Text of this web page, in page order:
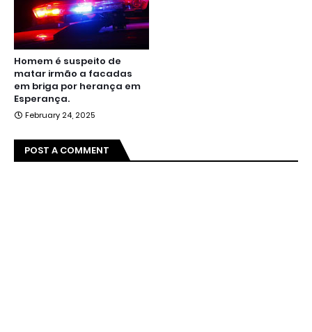
Homem é suspeito de
matar irmão a facadas
em briga por herança em
Esperança.
February 24, 2025
POST A COMMENT